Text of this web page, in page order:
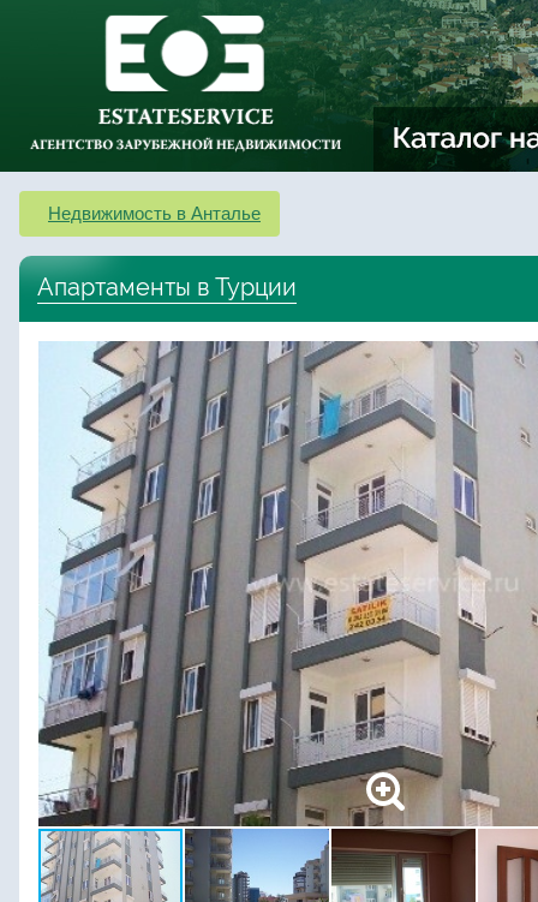
Недвижимость в Анталье
Апартаменты в Турции